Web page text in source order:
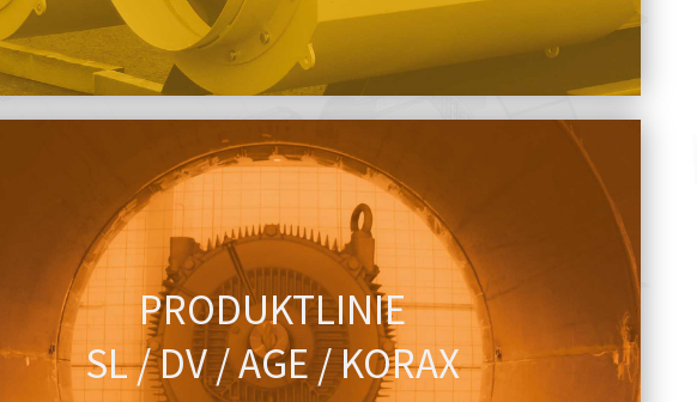
BRINGEN FRISCHEN WIND IN IHR
PROJEKT
Produktlinie ansehen
PRODUKTLINIE
SL / DV / AGE / KORAX